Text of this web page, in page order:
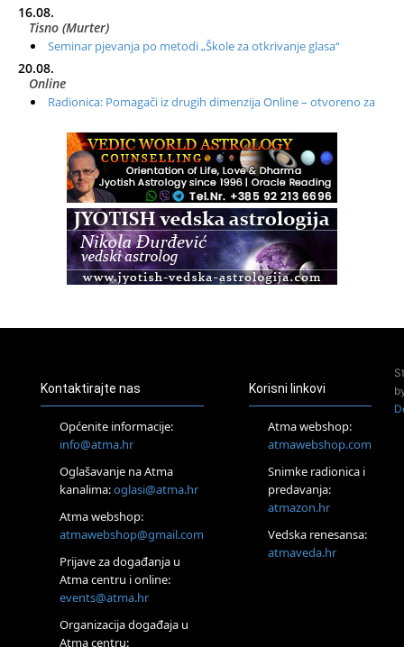
16.08.
Tisno (Murter)
Seminar pjevanja po metodi „Škole za otkrivanje glasa“
20.08.
Online
Radionica: Pomagači iz drugih dimenzija Online – otvoreno za
Zagreb+Online
Osnovni ThetaHealing® tečaj, Zagreb i Online
Access BARS®, otpusti stres
Access Energetski Facelift®
Tečaj Višeg Vodstva, razvijanja intuicije i Akaša zapisa
25.08.
Upisi u program Profesionalni hipnoterapeut — nova
generacija kreće 25.08. 2026.
Online
Visoko
Alemka Dauskardt – Jednodnevna radionica sistemskih
konstelacija
HOD PO ŽERAVICI – Seminar koji mijenja tijelo, duh i um
Kontaktirajte nas
Općenite informacije:
info@atma.hr
Oglašavanje na Atma
kanalima:oglasi@atma.hr
Atma webshop:
atmawebshop@gmail.com
Prijave za događanja u
Atma centru i online:
events@atma.hr
Organizacija događaja u
Atma centru:
Korisni linkovi
Atma webshop:
atmawebshop.com
Snimke radionica i
predavanja:
atmazon.hr
Vedska renesansa:
atmaveda.hr